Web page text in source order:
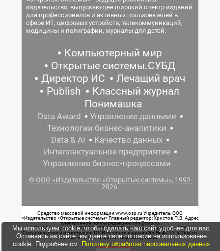
издательство, выпускающее широкий спектр изданий
для профессионалов и активных пользователей в
сфере ИТ, цифровых устройств, телекоммуникаций,
медицины и полиграфии, журналы для детей.
Компьютерный мир
Открытые системы.СУБД
Директор ИС
Лечащий врач
Publish
Классный журнал
Понимашка
Data Award
Управление данными
Технологии бизнес-аналитики
Data & AI
Качество данных
Интеллектуальное предприятие
Управление бизнес-процессами
© ООО «Издательство «Открытые системы», 1992-
2026.
Средство массовой информации www.osp.ru Учредитель: ООО
«Издательство «Открытые системы» Главный редактор: Христов П.В. Адрес
электронной почты редакции: info@osp.ru
Телефон редакции: 7 (499) 703-18-54 Возрастная маркировка: 12+
Свидетельство о регистрации СМИ сетевого издания Эл.№ ФС77-62008 от
05 июня 2015 г. выдано Роскомнадзором.
Мы используем cookie, чтобы сделать наш сайт удобнее для вас.
Оставаясь на сайте, вы даете свое согласие на использование
cookie. Подробнее см. Политику обработки персональных данных